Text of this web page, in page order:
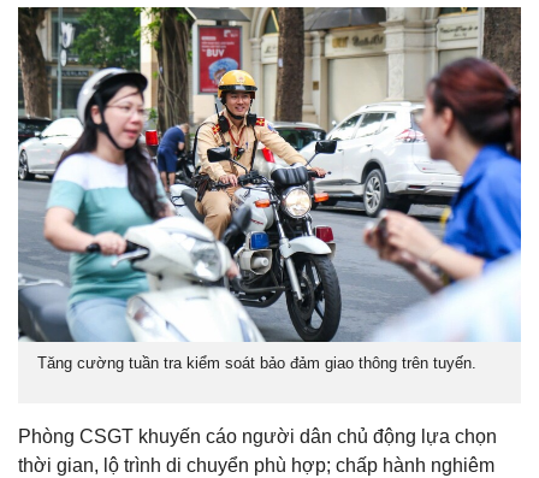
Tăng cường tuần tra kiểm soát bảo đảm giao thông trên tuyến.
Phòng CSGT khuyến cáo người dân chủ động lựa chọn
thời gian, lộ trình di chuyển phù hợp; chấp hành nghiêm